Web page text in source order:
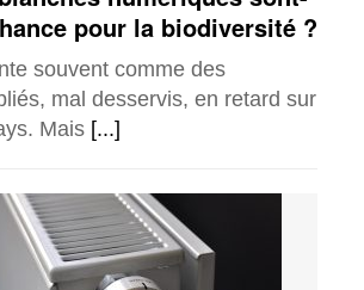
pour la biodiversité ?
souvent comme des
mal desservis, en retard sur
Mais [...]